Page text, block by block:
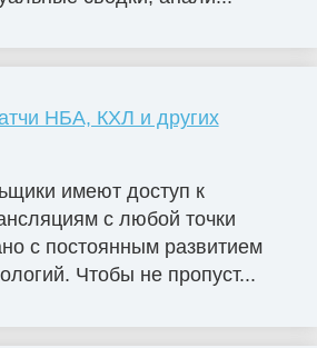
НБА, КХЛ и других
имеют доступ к
с любой точки
с постоянным развитием
Чтобы не пропуст...